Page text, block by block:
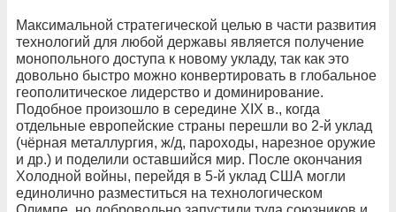
Максимальной стратегической целью в части развития
технологий для любой державы является получение
монопольного доступа к новому укладу, так как это
довольно быстро можно конвертировать в глобальное
геополитическое лидерство и доминирование.
Подобное произошло в середине XIX в., когда
отдельные европейские страны перешли во 2-й уклад
(чёрная металлургия, ж/д, пароходы, нарезное оружие
и др.) и поделили оставшийся мир. После окончания
Холодной войны, перейдя в 5-й уклад США могли
единолично разместиться на технологическом